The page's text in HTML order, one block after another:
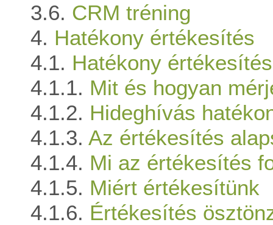
CRM tréning
Hatékony értékesítés
Hatékony
Mit és hogyan
Hideghívás
Az értékesítés
Mi az értékesítés
Miért értékesítünk
Értékesítés